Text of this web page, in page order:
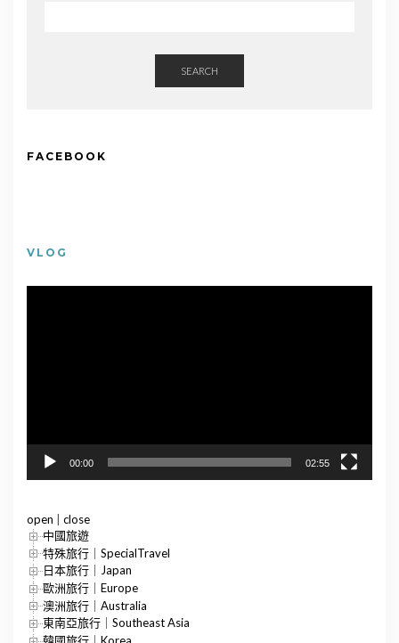
SEARCH
FACEBOOK
VLOG
00:00 02:55
open
close
中國旅遊
特殊旅行｜SpecialTravel
日本旅行｜Japan
歐洲旅行｜Europe
澳洲旅行｜Australia
東南亞旅行｜Southeast Asia